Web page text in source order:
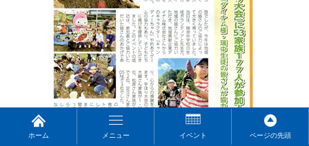
ホーム メニュー イベント ページの先頭